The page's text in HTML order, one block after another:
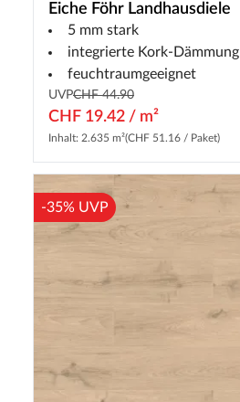
Eiche Föhr Landhausdiele
5 mm stark
integrierte Kork-Dämmung
feuchtraumgeeignet
UVPCHF 44.90
CHF 19.42 / m²
Inhalt: 2.635 m²(CHF 51.16 / Paket)
-35% UVP